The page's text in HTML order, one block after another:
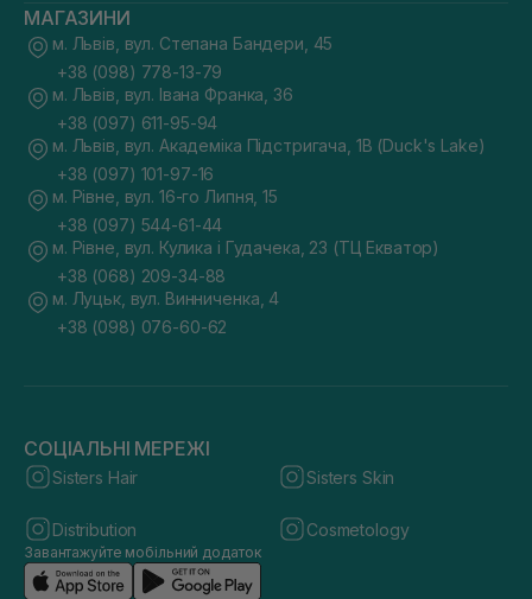
МАГАЗИНИ
м. Львів, вул. Степана Бандери, 45
+38 (098) 778-13-79
м. Львів, вул. Івана Франка, 36
+38 (097) 611-95-94
м. Львів, вул. Академіка Підстригача, 1В (Duck's Lake)
+38 (097) 101-97-16
м. Рівне, вул. 16-го Липня, 15
+38 (097) 544-61-44
м. Рівне, вул. Кулика і Гудачека, 23 (ТЦ Екватор)
+38 (068) 209-34-88
м. Луцьк, вул. Винниченка, 4
+38 (098) 076-60-62
СОЦІАЛЬНІ МЕРЕЖІ
Sisters Hair Sisters Skin
Distribution Cosmetology
Завантажуйте мобільний додаток